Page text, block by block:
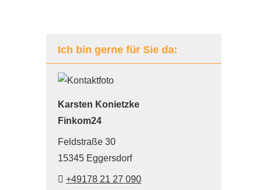
Ich bin gerne für Sie da:
Karsten Konietzke
Finkom24
Feldstraße 30
15345 Eggersdorf
+49178 21 27 090